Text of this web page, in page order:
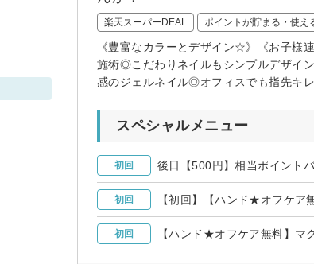
楽天スーパーDEAL ポイントが貯まる・使え
《豊富なカラーとデザイン☆》《お子様
施術◎こだわりネイルもシンプルデザイ
感のジェルネイル◎オフィスでも指先キレ
スペシャルメニュー
初回
初回 【初回】【ハンド★オフケア
初回 【ハンド★オフケア無料】マ